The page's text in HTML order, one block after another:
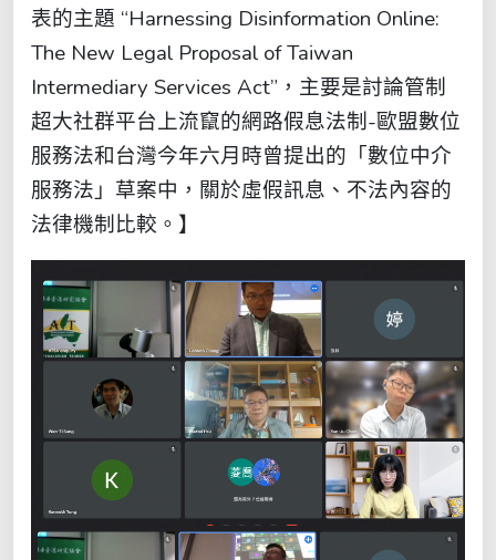
表的主題 “Harnessing Disinformation Online:
The New Legal Proposal of Taiwan
Intermediary Services Act”，主要是討論管制
超大社群平台上流竄的網路假息法制-歐盟數位
服務法和台灣今年六月時曾提出的「數位中介
服務法」草案中，關於虛假訊息、不法內容的
法律機制比較。】